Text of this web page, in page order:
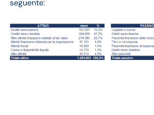
seguente: